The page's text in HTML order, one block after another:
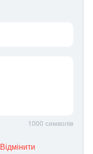
1000 символів
Відмінити